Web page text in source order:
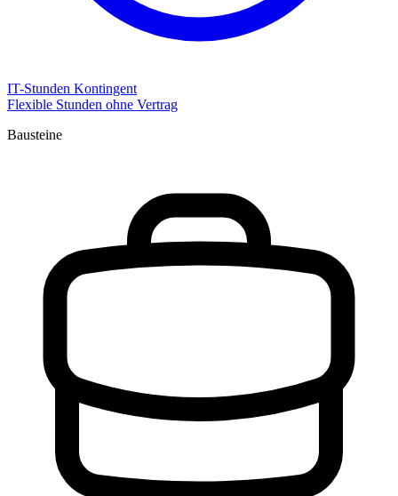
IT-Stunden Kontingent
Flexible Stunden ohne Vertrag
Bausteine